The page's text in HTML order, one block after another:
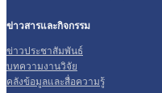
ข่าวสารและกิจกรรม
ข่าวประชาสัมพันธ์
บทความงานวิจัย
คลังข้อมูลและสื่อความรู้